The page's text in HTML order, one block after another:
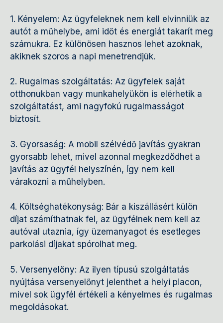
1. Kényelem: Az ügyfeleknek nem kell elvinniük az
autót a műhelybe, ami időt és energiát takarít meg
számukra. Ez különösen hasznos lehet azoknak,
akiknek szoros a napi menetrendjük.
2. Rugalmas szolgáltatás: Az ügyfelek saját
otthonukban vagy munkahelyükön is elérhetik a
szolgáltatást, ami nagyfokú rugalmasságot
biztosít.
3. Gyorsaság: A mobil szélvédő javítás gyakran
gyorsabb lehet, mivel azonnal megkezdődhet a
javítás az ügyfél helyszínén, így nem kell
várakozni a műhelyben.
4. Költséghatékonyság: Bár a kiszállásért külön
díjat számíthatnak fel, az ügyfélnek nem kell az
autóval utaznia, így üzemanyagot és esetleges
parkolási díjakat spórolhat meg.
5. Versenyelőny: Az ilyen típusú szolgáltatás
nyújtása versenyelőnyt jelenthet a helyi piacon,
mivel sok ügyfél értékeli a kényelmes és rugalmas
megoldásokat.